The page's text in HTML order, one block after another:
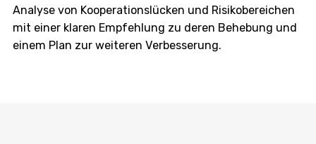
Analyse von Kooperationslücken und Risikobereichen
mit einer klaren Empfehlung zu deren Behebung und
einem Plan zur weiteren Verbesserung.